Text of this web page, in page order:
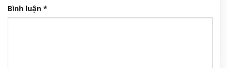
Bình luận *